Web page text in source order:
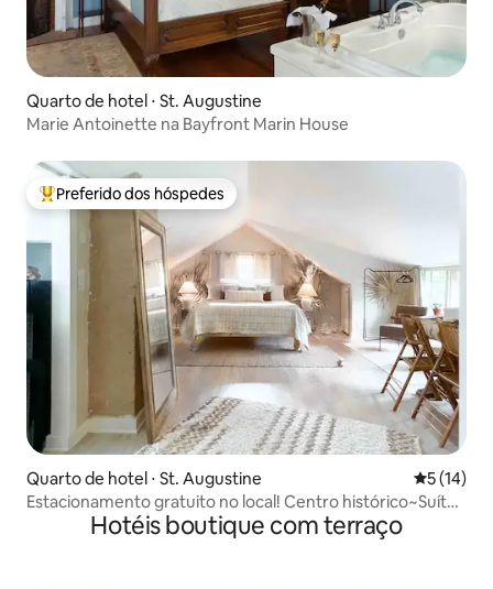
Quarto de hotel ⋅ St. Augustine
Marie Antoinette na Bayfront Marin House
Entre os melhores preferidos dos hóspedes
Preferido dos hóspedes
Quarto de hotel ⋅ St. Augustine 5 de uma
5 (14)
Estacionamento gratuito no local! Centro histórico~Suíte
Hotéis boutique com terraço